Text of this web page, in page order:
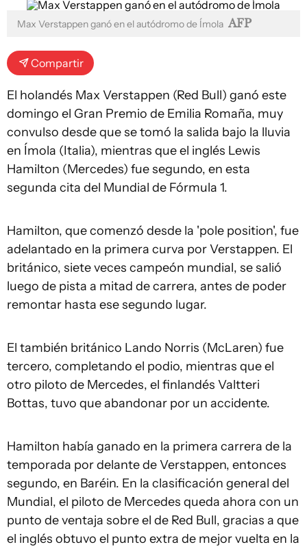
Max Verstappen ganó en el autódromo de Ímola AFP
Compartir
El holandés Max Verstappen (Red Bull) ganó este
domingo el Gran Premio de Emilia Romaña, muy
convulso desde que se tomó la salida bajo la lluvia
en Ímola (Italia), mientras que el inglés Lewis
Hamilton (Mercedes) fue segundo, en esta
segunda cita del Mundial de Fórmula 1.
Hamilton, que comenzó desde la 'pole position', fue
adelantado en la primera curva por Verstappen. El
británico, siete veces campeón mundial, se salió
luego de pista a mitad de carrera, antes de poder
remontar hasta ese segundo lugar.
El también británico Lando Norris (McLaren) fue
tercero, completando el podio, mientras que el
otro piloto de Mercedes, el finlandés Valtteri
Bottas, tuvo que abandonar por un accidente.
Hamilton había ganado en la primera carrera de la
temporada por delante de Verstappen, entonces
segundo, en Baréin. En la clasificación general del
Mundial, el piloto de Mercedes queda ahora con un
punto de ventaja sobre el de Red Bull, gracias a que
el inglés obtuvo el punto extra de mejor vuelta en la